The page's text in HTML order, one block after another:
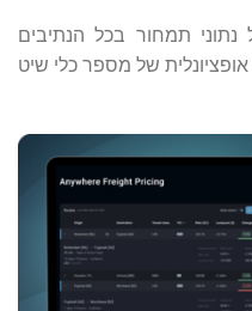
נתוני תמחור בכל הנתיבים
של מספר כלי שיט